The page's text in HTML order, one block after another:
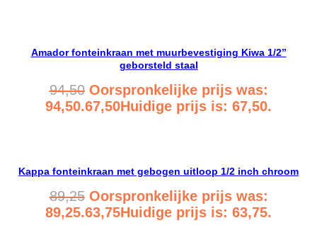
Amador fonteinkraan met muurbevestiging Kiwa 1/2”
geborsteld staal
94,50 Oorspronkelijke prijs was:
94,50.67,50Huidige prijs is: 67,50.
Kappa fonteinkraan met gebogen uitloop 1/2 inch chroom
89,25 Oorspronkelijke prijs was:
89,25.63,75Huidige prijs is: 63,75.